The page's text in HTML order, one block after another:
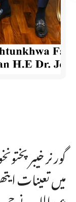
گورنر
میں تعینات